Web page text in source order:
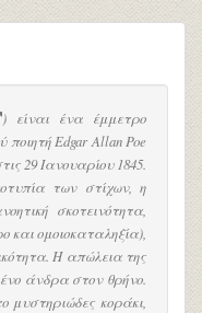
) είναι ένα έμμετρο
Edgar Allan Poe
29 Ιανουαρίου 1845.
των στίχων, η
σκοτεινότητα,
και ομοιοκαταληξία),
Η απώλεια της
άνδρα στον θρήνο.
μυστηριώδες κοράκι,